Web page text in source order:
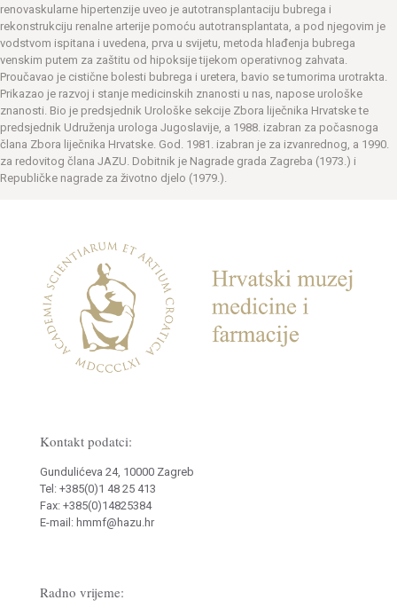
renovaskularne hipertenzije uveo je autotransplantaciju bubrega i
rekonstrukciju renalne arterije pomoću autotransplantata, a pod njegovim je
vodstvom ispitana i uvedena, prva u svijetu, metoda hlađenja bubrega
venskim putem za zaštitu od hipoksije tijekom operativnog zahvata.
Proučavao je cistične bolesti bubrega i uretera, bavio se tumorima urotrakta.
Prikazao je razvoj i stanje medicinskih znanosti u nas, napose urološke
znanosti. Bio je predsjednik Urološke sekcije Zbora liječnika Hrvatske te
predsjednik Udruženja urologa Jugoslavije, a 1988. izabran za počasnoga
člana Zbora liječnika Hrvatske. God. 1981. izabran je za izvanrednog, a 1990.
za redovitog člana JAZU. Dobitnik je Nagrade grada Zagreba (1973.) i
Republičke nagrade za životno djelo (1979.).
Kontakt podatci:
Gundulićeva 24, 10000 Zagreb
Tel: +385(0)1 48 25 413
Fax: +385(0)14825384
E-mail: hmmf@hazu.hr
Radno vrijeme: